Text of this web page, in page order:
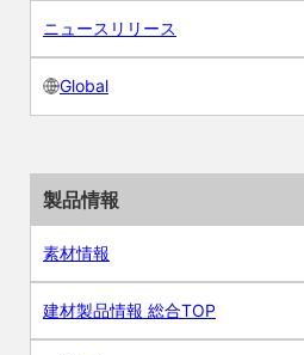
ニュースリリース
Global
製品情報
素材情報
建材製品情報 総合TOP